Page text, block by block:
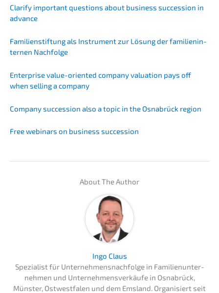
Clari­fy important questi­ons about business succes­si­on in
advance
Famili­en­stif­tung als Instru­ment zur Lösung der famili­en­in­
ter­nen Nachfolge
Enter­pri­se value-orien­ted compa­ny valua­ti­on pays off
when selling a company
Compa­ny succes­si­on also a topic in the Osnabrück region
Free webinars on business succession
About The Author
Ingo Claus
Spezia­list für Unternehmens­nachfolge in Famili­en­un­ter­
neh­men und Unter­neh­mens­ver­käu­fe in Osnabrück,
Münster, Ostwest­fa­len und dem Emsland. Organi­siert seit